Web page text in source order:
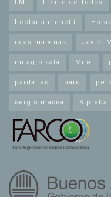
FMI Frente de Todos
hector amichetti
islas malvinas Javier
milagro sala Milei
paritarias paro
sergio massa Sipreba